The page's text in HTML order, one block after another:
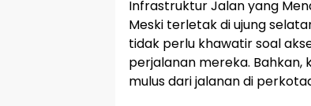
Infrastruktur Jalan yang
Meski terletak di ujung
tidak perlu khawatir soal
perjalanan mereka. Bahkan,
mulus dari jalanan di